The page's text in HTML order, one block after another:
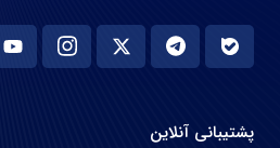
پشتیبانی آنلاین